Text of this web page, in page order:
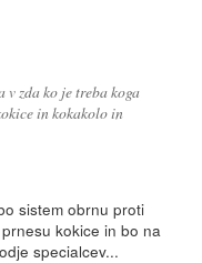
zda ko je treba koga
in kokakolo in
sistem obrnu proti
kokice in bo na
specialcev...